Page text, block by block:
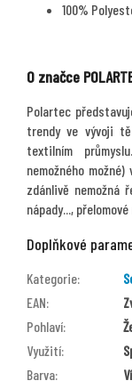
100%
O značce
Polartec
trendy ve vývoji
textilním
nemožného
zdánlivě nemožná
nápady..., přelomové
Doplňkové
Kategorie:
EAN:
Pohlaví:
Využití:
Barva: